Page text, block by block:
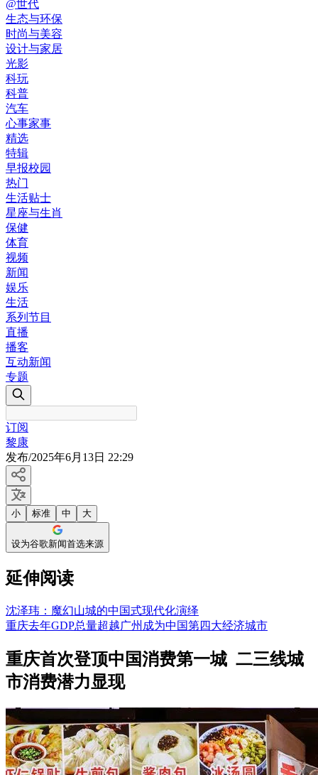
@世代
生态与环保
时尚与美容
设计与家居
光影
科玩
科普
汽车
心事家事
精选
特辑
早报校园
热门
生活贴士
星座与生肖
保健
体育
视频
新闻
娱乐
生活
系列节目
直播
播客
互动新闻
专题
订阅
黎康
发布/2025年6月13日 22:29
小 标准 中 大
设为谷歌新闻首选来源
延伸阅读
沈泽玮：魔幻山城的中国式现代化演绎
重庆去年GDP总量超越广州成为中国第四大经济城市
重庆首次登顶中国消费第一城 二三线城
市消费潜力显现